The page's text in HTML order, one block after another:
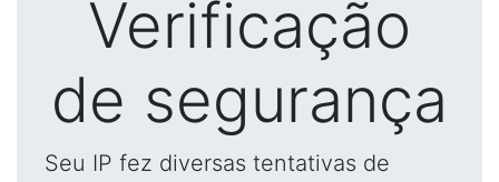
Verificação
de segurança
Seu IP fez diversas tentativas de